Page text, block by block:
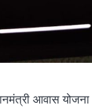
आवास योजना